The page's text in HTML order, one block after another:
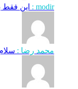
modir : این
محمد رضا :